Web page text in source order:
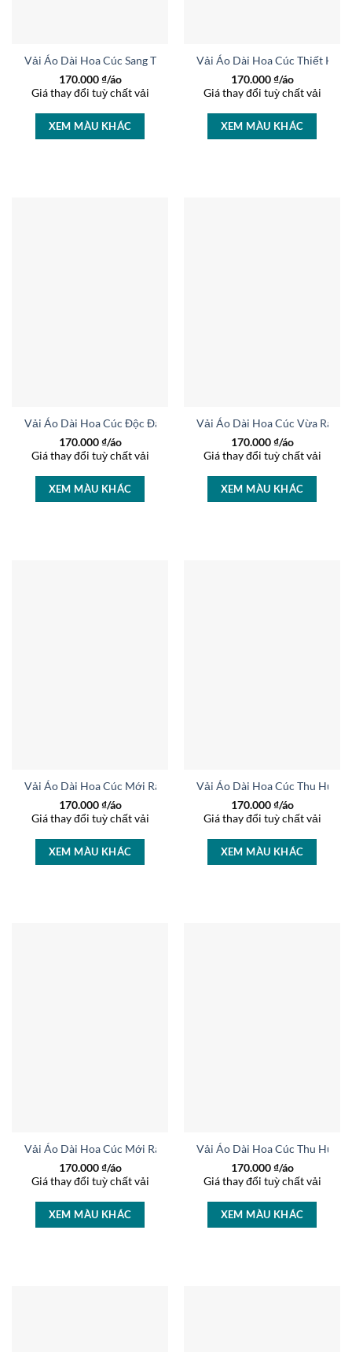
Vải Áo Dài Hoa Cúc Sang Trọng AD 45749
170.000₫/áo
Giá thay đổi tuỳ chất vải
XEM MÀU KHÁC
Vải Áo Dài Hoa Cúc Thiết Kế
170.000₫/áo
Giá thay đổi tuỳ chất vải
XEM MÀU KHÁC
Vải Áo Dài Hoa Cúc Độc Đáo AD 35981
170.000₫/áo
Giá thay đổi tuỳ chất vải
XEM MÀU KHÁC
Vải Áo Dài Hoa Cúc Vừa Ra
170.000₫/áo
Giá thay đổi tuỳ chất vải
XEM MÀU KHÁC
Vải Áo Dài Hoa Cúc Mới Ra AD 15884
170.000₫/áo
Giá thay đổi tuỳ chất vải
XEM MÀU KHÁC
Vải Áo Dài Hoa Cúc Thu Hút
170.000₫/áo
Giá thay đổi tuỳ chất vải
XEM MÀU KHÁC
Vải Áo Dài Hoa Cúc Mới Ra AD 45203
170.000₫/áo
Giá thay đổi tuỳ chất vải
XEM MÀU KHÁC
Vải Áo Dài Hoa Cúc Thu Hút
170.000₫/áo
Giá thay đổi tuỳ chất vải
XEM MÀU KHÁC